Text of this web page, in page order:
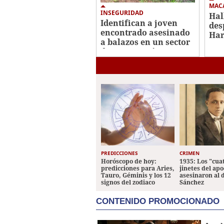
INSEGURIDAD
Identifican a joven
encontrado asesinado
a balazos en un sector
de Santa Lucía
PREDICCIONES
Horóscopo de hoy:
predicciones para Aries,
Tauro, Géminis y los 12
signos del zodiaco
CRIMEN
1935: Los
jinetes del
asesinaron al
Sánchez
CONTENIDO PROMOCIONADO